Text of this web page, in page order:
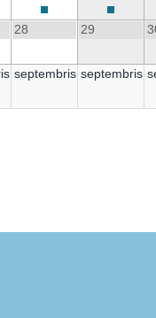
28 29
septembris septembris